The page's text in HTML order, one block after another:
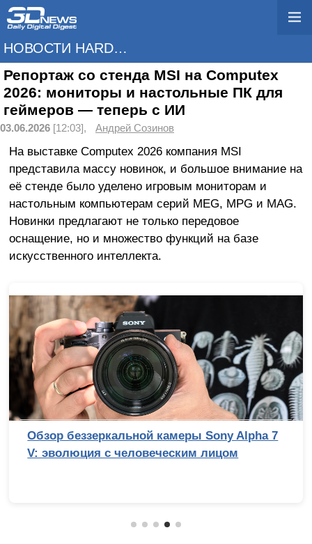
НОВОСТИ HARDWARE
Репортаж со стенда MSI на Computex
2026: мониторы и настольные ПК для
геймеров — теперь с ИИ
03.06.2026 [12:03], Андрей Созинов
На выставке Computex 2026 компания MSI
представила массу новинок, и большое внимание на
её стенде было уделено игровым мониторам и
настольным компьютерам серий MEG, MPG и MAG.
Новинки предлагают не только передовое
оснащение, но и множество функций на базе
искусственного интеллекта.
Обзор беззеркальной камеры Sony Alpha 7
V: эволюция с человеческим лицом